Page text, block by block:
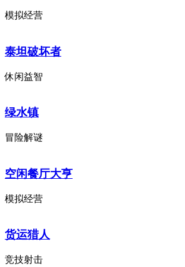
模拟经营
泰坦破坏者
休闲益智
绿水镇
冒险解谜
空闲餐厅大亨
模拟经营
货运猎人
竞技射击